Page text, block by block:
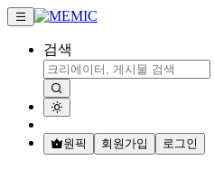
검색
원픽 회원가입 로그인